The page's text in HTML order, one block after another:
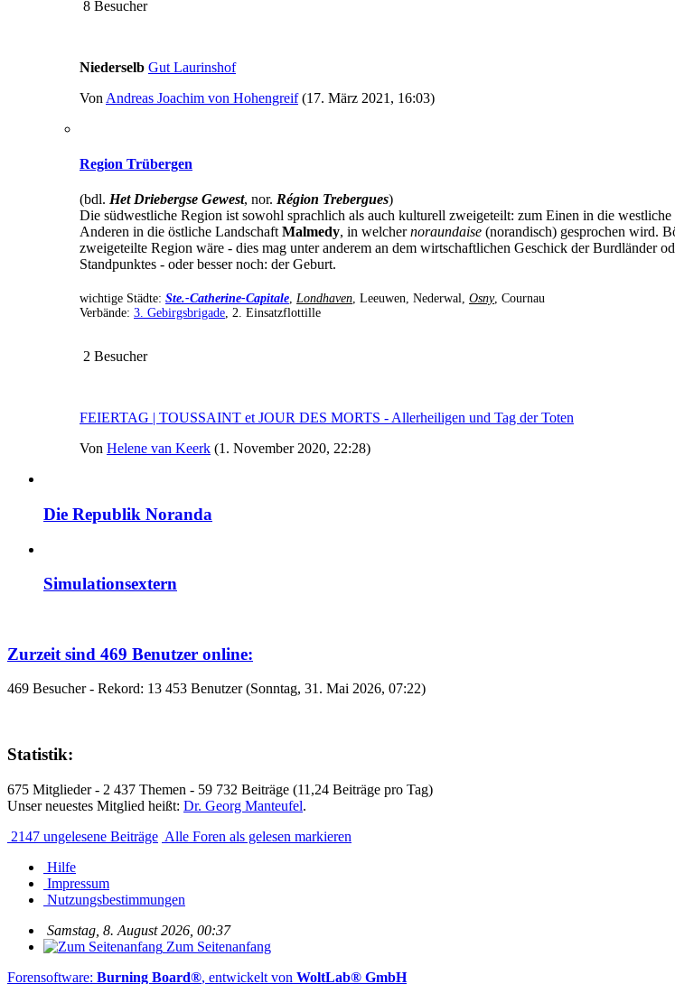
8 Besucher
Niederselb Gut Laurinshof
Von Andreas Joachim von Hohengreif (17. März 2021, 16:03)
Region Trübergen
(bdl. Het Driebergse Gewest, nor. Région Trebergues)
Die südwestliche Region ist sowohl sprachlich als auch kulturell zweigeteilt: zum Einen in die westliche
Anderen in die östliche Landschaft Malmedy, in welchernoraundaise (norandisch) gesprochen wird.
zweigeteilte Region wäre - dies mag unter anderem an dem wirtschaftlichen Geschick der Burdländer
Standpunktes - oder besser noch: der Geburt.
wichtige Städte: Ste.-Catherine-Capitale, Londhaven, Leeuwen, Nederwal, Osny, Cournau
Verbände: 3. Gebirgsbrigade, 2. Einsatzflottille
2 Besucher
FEIERTAG | TOUSSAINT et JOUR DES MORTS - Allerheiligen und Tag der Toten
Von Helene van Keerk (1. November 2020, 22:28)
Die Republik Noranda
Simulationsextern
Zurzeit sind 469 Benutzer online:
469 Besucher - Rekord: 13 453 Benutzer (Sonntag, 31. Mai 2026, 07:22)
Statistik:
675 Mitglieder - 2 437 Themen - 59 732 Beiträge (11,24 Beiträge pro Tag)
Unser neuestes Mitglied heißt: Dr. Georg Manteufel.
2147 ungelesene Beiträge Alle Foren als gelesen markieren
Hilfe
Impressum
Nutzungsbestimmungen
Samstag, 8. August 2026, 00:37
Zum Seitenanfang
Forensoftware: Burning Board®, entwickelt von WoltLab® GmbH